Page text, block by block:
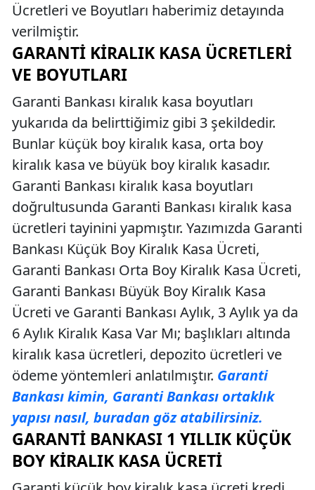
Ücretleri ve Boyutları haberimiz detayında
verilmiştir.
GARANTI KIRALIK KASA ÜCRETLERI
VE BOYUTLARI
Garanti Bankası kiralık kasa boyutları
yukarıda da belirttiğimiz gibi 3 şekildedir.
Bunlar küçük boy kiralık kasa, orta boy
kiralık kasa ve büyük boy kiralık kasadır.
Garanti Bankası kiralık kasa boyutları
doğrultusunda Garanti Bankası kiralık kasa
ücretleri tayinini yapmıştır. Yazımızda Garanti
Bankası Küçük Boy Kiralık Kasa Ücreti,
Garanti Bankası Orta Boy Kiralık Kasa Ücreti,
Garanti Bankası Büyük Boy Kiralık Kasa
Ücreti ve Garanti Bankası Aylık, 3 Aylık ya da
6 Aylık Kiralık Kasa Var Mı; başlıkları altında
kiralık kasa ücretleri, depozito ücretleri ve
ödeme yöntemleri anlatılmıştır. Garanti
Bankası kimin, Garanti Bankası ortaklık
yapısı nasıl, buradan göz atabilirsiniz.
GARANTI BANKASI 1 YILLIK KÜÇÜK
BOY KIRALIK KASA ÜCRETI